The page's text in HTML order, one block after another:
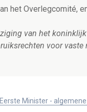
het Overlegcomité,
van het
voor
Eerste Minister -